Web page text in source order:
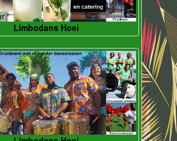
Limbodans Hoei